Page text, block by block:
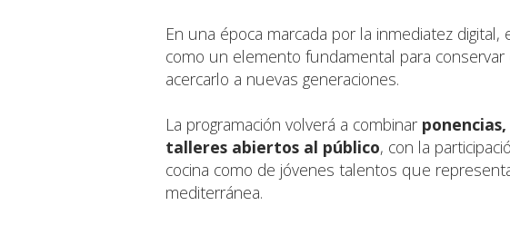
En una época marcada por la inmediatez
como un elemento fundamental para
acercarlo a nuevas generaciones.
La programación volverá a combinar
talleres abiertos al público, con la
cocina como de jóvenes talentos que
mediterránea.